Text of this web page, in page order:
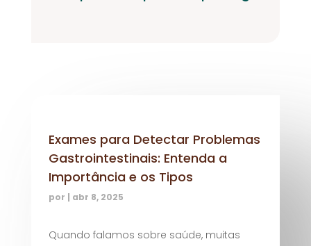
Exames para Detectar Problemas
Gastrointestinais: Entenda a
Importância e os Tipos
por | abr 8, 2025
Quando falamos sobre saúde, muitas